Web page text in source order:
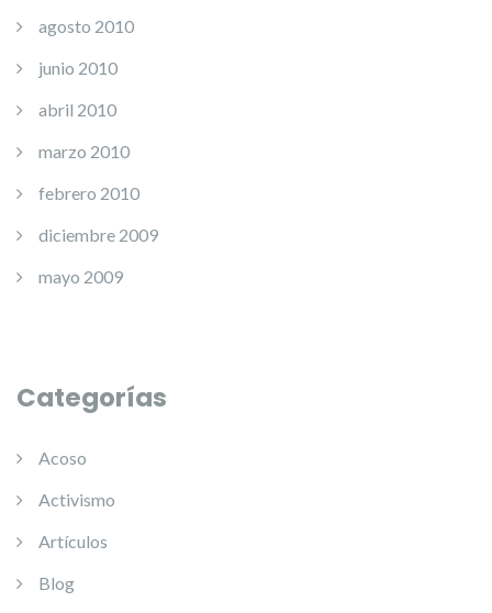
agosto 2010
junio 2010
abril 2010
marzo 2010
febrero 2010
diciembre 2009
mayo 2009
Categorías
Acoso
Activismo
Artículos
Blog